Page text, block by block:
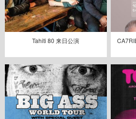
Tahiti 80 来日公演